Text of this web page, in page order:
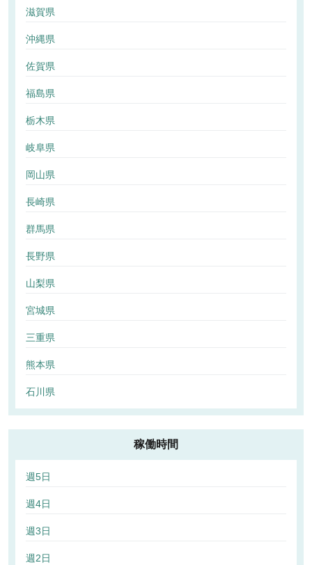
滋賀県
沖縄県
佐賀県
福島県
栃木県
岐阜県
岡山県
長崎県
群馬県
長野県
山梨県
宮城県
三重県
熊本県
石川県
稼働時間
週5日
週4日
週3日
週2日